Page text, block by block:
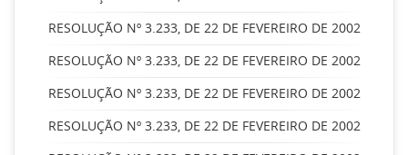
RESOLUÇÃO Nº 3.233, DE 22 DE FEVEREIRO DE 2002
RESOLUÇÃO Nº 3.233, DE 22 DE FEVEREIRO DE 2002
RESOLUÇÃO Nº 3.233, DE 22 DE FEVEREIRO DE 2002
RESOLUÇÃO Nº 3.233, DE 22 DE FEVEREIRO DE 2002